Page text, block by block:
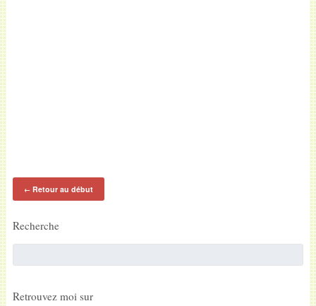
←Retour au début
Recherche
Retrouvez moi sur